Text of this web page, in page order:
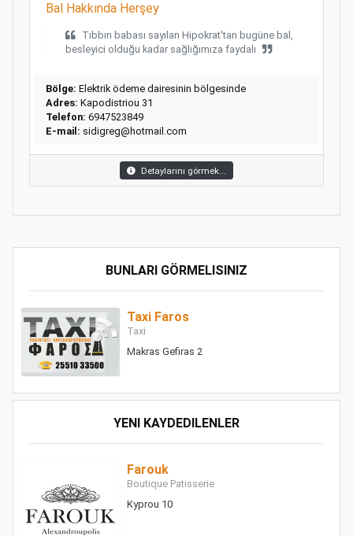
BUNLARI GÖRMELISINIZ
Taxi Faros
Taxi
Makras Gefiras 2
YENI KAYDEDILENLER
Farouk
Boutique Patisserie
Kyprou 10
Bal Hakkında Herşey
Tıbbın babası sayılan Hipokrat'tan bugüne bal,
besleyici olduğu kadar sağlığımıza faydalı
Bölge: Εlektrik ödeme dairesinin bölgesinde
Adres: Kapodistriou 31
Telefon: 6947523849
E-mail: sidigreg@hotmail.com
Detaylarını görmek...